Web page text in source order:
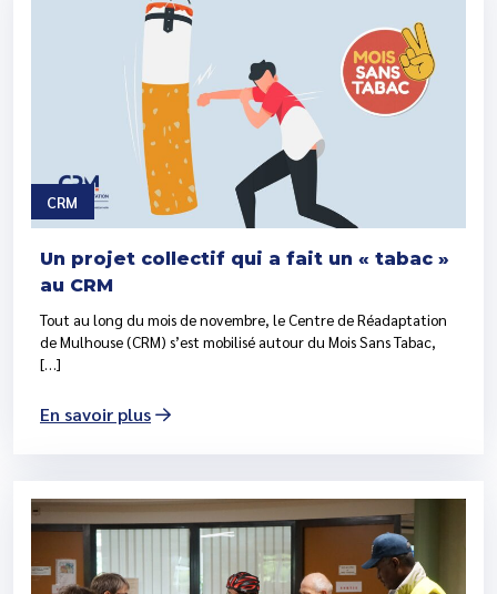
CRM
Un projet collectif qui a fait un « tabac »
au CRM
Tout au long du mois de novembre, le Centre de Réadaptation
de Mulhouse (CRM) s’est mobilisé autour du Mois Sans Tabac,
[…]
En savoir plus